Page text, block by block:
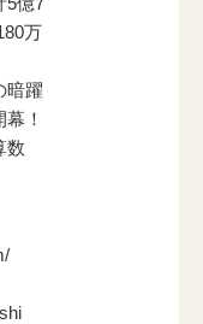
万
暗躍
！
数